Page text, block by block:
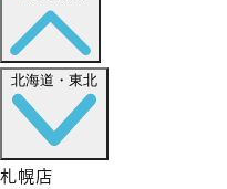
北海道・東北
札幌店